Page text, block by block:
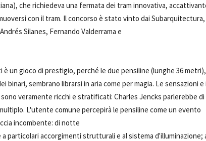
che richiedeva una fermata dei tram innovativa,
con il tram. Il concorso è stato vinto dai Subarquitectura,
Silanes, Fernando Valderrama e
un gioco di prestigio, perché le due pensiline (lunghe 36
binari, sembrano librarsi in aria come per magia. Le sensazioni e i
veramente ricchi e stratificati: Charles Jencks parlerebbe di
L'utente comune percepirà le pensiline come un evento
incombente: di notte
particolari accorgimenti strutturali e al sistema d'illuminazione;